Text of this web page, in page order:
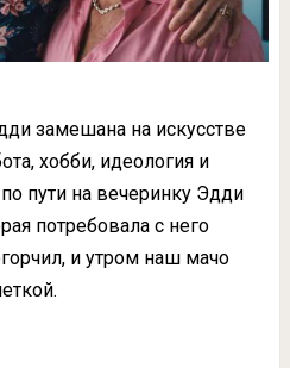
замешана на искусстве
хобби, идеология и
пути на вечеринку Эдди
потребовала с него
и утром наш мачо